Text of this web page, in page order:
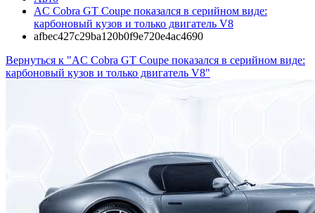
AC Cobra GT Coupe показался в серийном виде:
карбоновый кузов и только двигатель V8
afbec427c29ba120b0f9e720e4ac4690
Вернуться к "AC Cobra GT Coupe показался в серийном виде:
карбоновый кузов и только двигатель V8"